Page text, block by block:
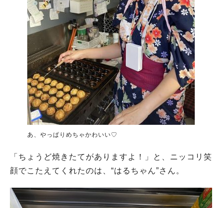
あ、やっぱりめちゃかわいい♡
「ちょうど焼きたてがありますよ！」と、ニッコリ笑
顔でこたえてくれたのは、“はるちゃん”さん。